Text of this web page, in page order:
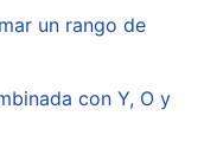
un rango de
con Y, O y